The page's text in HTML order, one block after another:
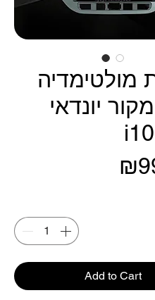
מולטימדיה
יונדאי
Add to Cart